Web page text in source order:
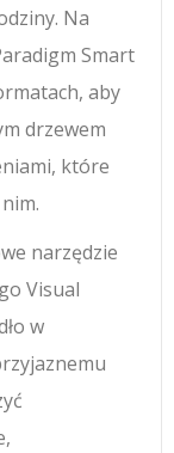
Na
Smart
aby
drzewem
które
narzędzie
Visual
w